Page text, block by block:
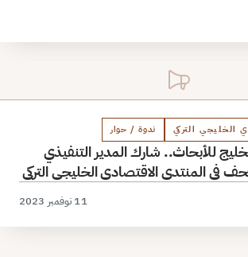
الخليجي التركي ندوة / حوار
للأبحاث.. شارك المدير التنفيذي
في المنتدى الاقتصادي الخليجي التركي
11 نوفمبر 2023